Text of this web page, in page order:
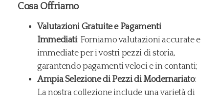
Cosa Offriamo
Valutazioni Gratuite e Pagamenti
Immediati: Forniamo valutazioni accurate e
immediate per i vostri pezzi di storia,
garantendo pagamenti veloci e in contanti;
Ampia Selezione di Pezzi di Modernariato:
La nostra collezione include una varietà di